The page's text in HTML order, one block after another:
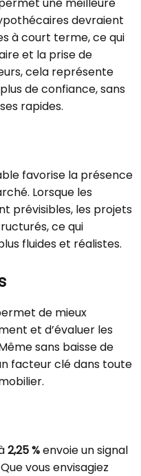
devraient
à court terme, ce qui
et la prise de
cela représente
de confiance, sans
rapides.
favorise la présence
Lorsque les
prévisibles, les projets
ce qui
fluides et réalistes.
de mieux
et d’évaluer les
sans baisse de
facteur clé dans toute
2,25 %envoie un signal
vous envisagiez